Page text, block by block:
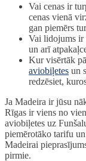
Vai cenas ir
cenas vienā
gan piemērs
Vai lidojums ir
un arī
Kur visērtāk
aviobiļetes un
redzēsiet,
Ja Madeira ir jūsu
Rīgas ir viens no
aviobiļetes uz
piemērotāko tarifu
Madeirai
pirmie.